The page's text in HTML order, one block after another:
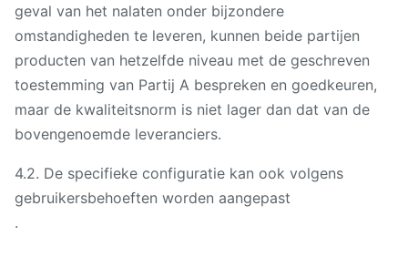
geval van het nalaten onder bijzondere
omstandigheden te leveren, kunnen beide partijen
producten van hetzelfde niveau met de geschreven
toestemming van Partij A bespreken en goedkeuren,
maar de kwaliteitsnorm is niet lager dan dat van de
bovengenoemde leveranciers.
4.2. De specifieke configuratie kan ook volgens
gebruikersbehoeften worden aangepast
.